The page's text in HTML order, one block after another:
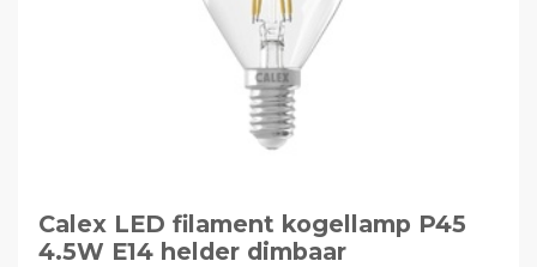
Calex LED filament kogellamp P45
4.5W E14 helder dimbaar